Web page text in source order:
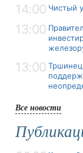
14:00 Чистый
13:00
13:00
Все новости